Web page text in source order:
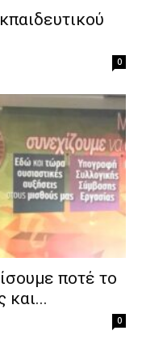
0
ποτέ το
και...
0